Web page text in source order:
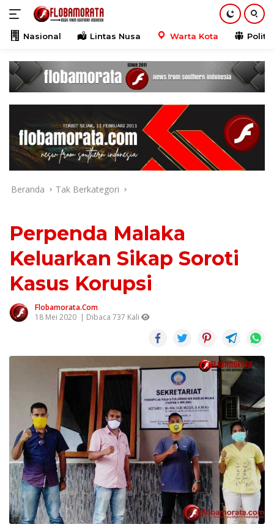
Langsung
kontenNasional Lintas Nusa Warta Kota Politik
Beranda Tak Berkategori
Perpenda Malaka
Keluarkan Sikap Soroti
Kasus Korupsi
Flobamorata.com
18 Mei 2020 | Dibaca 737 Kali